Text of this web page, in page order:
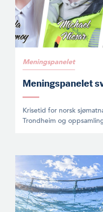
Meningspanelet
Meningspanelet
Krisetid for norsk
Trondheim og